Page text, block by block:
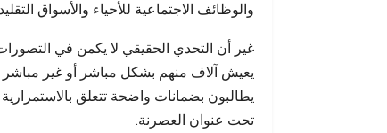
والوظائف الاجتماعية للأحياء والأسواق
غير أن التحدي الحقيقي لا يكمن في التصورات
يعيش آلاف منهم بشكل مباشر أو غير مباشر
يطالبون بضمانات واضحة تتعلق
تحت عنوان العصرنة.